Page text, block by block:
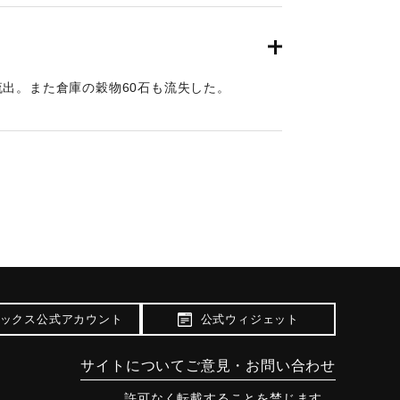
。また倉庫の穀物60石も流失した。
クス公式アカウント 公式ウィジェット
サイトについて ご意見・お問い合わせ